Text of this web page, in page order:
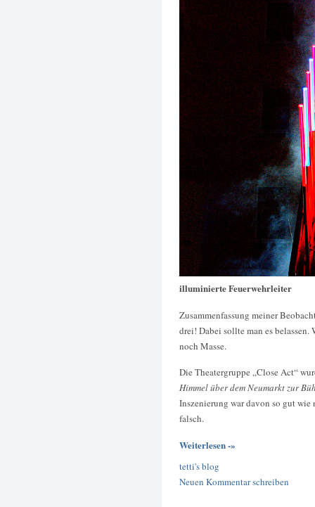
illuminierte Feuerwehrleiter
Zusammenfassung meiner
drei! Dabei sollte man es belassen.
noch Masse.
Die Theatergruppe „Close Act“
Himmel über dem Neumarkt zur
Inszenierung war davon so gut
falsch.
Weiterlesen -»
tetti's blog
Neuen Kommentar schreiben